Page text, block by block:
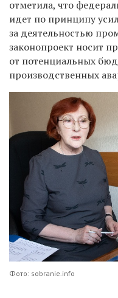
отметила, что
идет по принципу
за деятельностью
законопроект носит
от потенциальных
производственных
Фото: sobranie.info